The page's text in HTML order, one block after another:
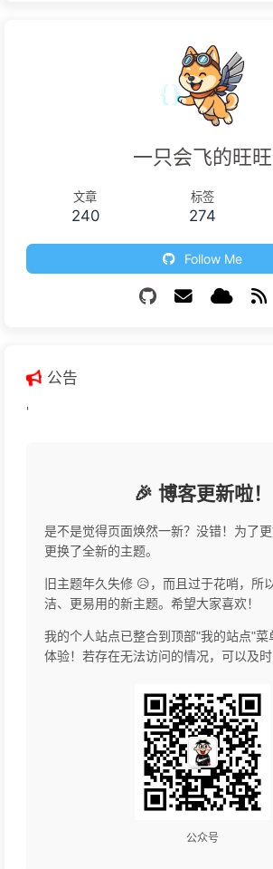
一只会飞的旺旺
文章
240
标签
274
Follow Me
公告
'
🎉 博客更新啦！
是不是觉得页面焕然一新？没错！为了
更换了全新的主题。
旧主题年久失修 😥，而且过于花哨，所
洁、更易用的新主题。希望大家喜欢！
我的个人站点已整合到顶部"我的站点"菜
体验！若存在无法访问的情况，可以及
公众号